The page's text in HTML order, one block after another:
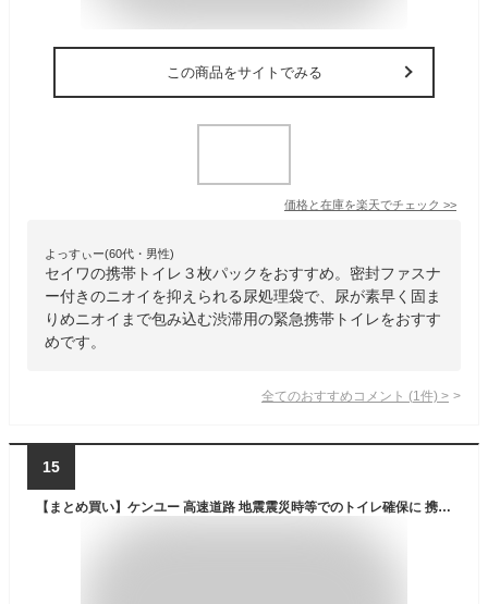
この商品をサイトでみる
価格と在庫を楽天でチェック >>
よっすぃー(60代・男性)
セイワの携帯トイレ３枚パックをおすすめ。密封ファスナ
ー付きのニオイを抑えられる尿処理袋で、尿が素早く固ま
りめニオイまで包み込む渋滞用の緊急携帯トイレをおすす
めです。
全てのおすすめコメント (1 件) >
15
【まとめ買い】ケンユー 高速道路 地震震災時等でのトイレ確保に 携帯ミニトイレ プルプル3個入【×3袋】